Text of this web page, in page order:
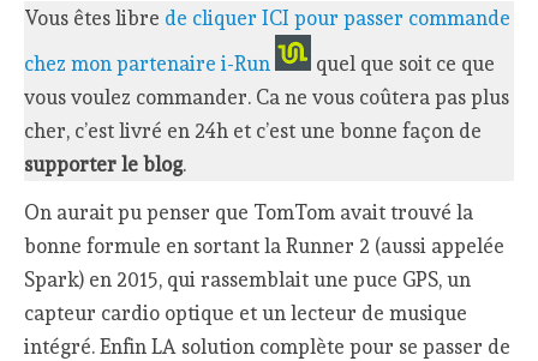
Vous êtes libre de cliquer ICI pour passer commande
chez mon partenaire i-Run
quel que soit ce que
vous voulez commander. Ca ne vous coûtera pas plus
cher, c’est livré en 24h et c’est une bonne façon de
supporter le blog.
On aurait pu penser que TomTom avait trouvé la
bonne formule en sortant la Runner 2 (aussi appelée
Spark) en 2015, qui rassemblait une puce GPS, un
capteur cardio optique et un lecteur de musique
intégré. Enfin LA solution complète pour se passer de